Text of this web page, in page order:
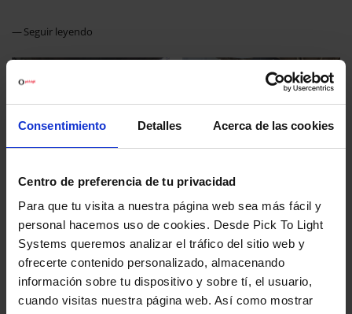
Consentimiento Detalles Acerca de las cookies
Centro de preferencia de tu privacidad
Para que tu visita a nuestra página web sea más fácil y
personal hacemos uso de cookies. Desde Pick To Light
Systems queremos analizar el tráfico del sitio web y
ofrecerte contenido personalizado, almacenando
información sobre tu dispositivo y sobre tí, el usuario,
cuando visitas nuestra página web. Así como mostrar
Seguir leyendo
18-03-2025
PARTICIPACIÓN EN SITL
2025: Un comprosimo
continuo con la Innovación
en Logística y Transporte
SITL (Salon International du
Transport & de la Logistique) es
uno de los eventos más
12-02-2025
LOGIMAT 2025
Un año mas, PICK TO LIGHT
SYSTEMS estara presente en la
feria LOGIMAT.
Seguir leyendo